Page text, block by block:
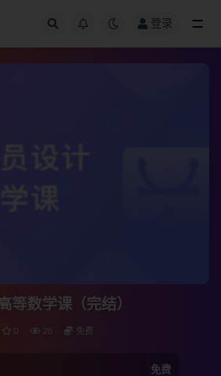
登录
等数学课（完结）
0 28 免费
免费